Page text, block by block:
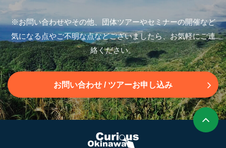
※お問い合わせやその他、団体ツアーやセミナーの開催など
気になる点やご不明な点などございましたら、お気軽にご連
絡ください。
お問い合わせ / ツアーお申し込み